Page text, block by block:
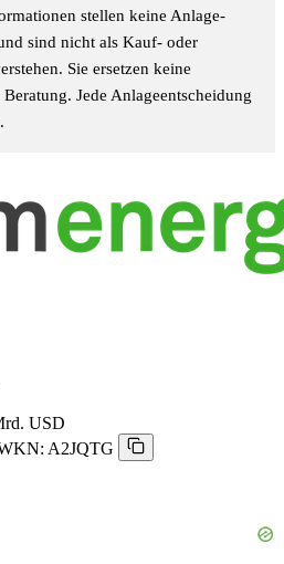
stellen keine Anlage-
sind nicht als Kauf- oder
Sie ersetzen keine
Jede Anlageentscheidung
USD
A2JQTG